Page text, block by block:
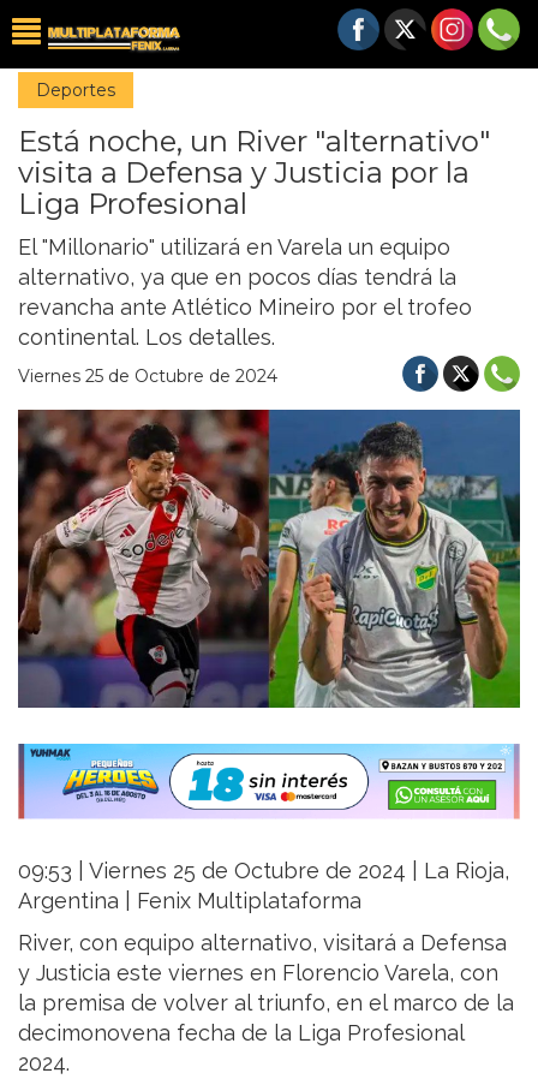
Deportes
Está noche, un River "alternativo"
visita a Defensa y Justicia por la
Liga Profesional
El "Millonario" utilizará en Varela un equipo
alternativo, ya que en pocos días tendrá la
revancha ante Atlético Mineiro por el trofeo
continental. Los detalles.
Viernes 25 de Octubre de 2024
09:53 | Viernes 25 de Octubre de 2024 | La Rioja,
Argentina | Fenix Multiplataforma
River, con equipo alternativo, visitará a Defensa
y Justicia este viernes en Florencio Varela, con
la premisa de volver al triunfo, en el marco de la
decimonovena fecha de la Liga Profesional
2024.